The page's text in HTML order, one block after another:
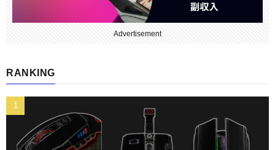
Advertisement
RANKING